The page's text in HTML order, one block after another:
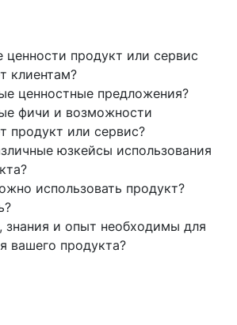
ценности продукт или сервис
клиентам?
ценностные предложения?
фичи и возможности
продукт или сервис?
юзкейсы использования
использовать продукт?
знания и опыт необходимы для
вашего продукта?